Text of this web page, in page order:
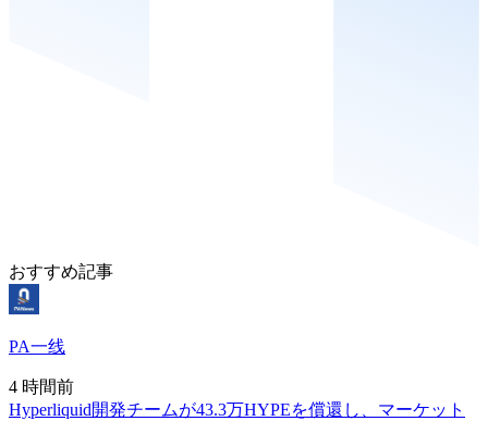
おすすめ記事
PA一线
4 時間前
Hyperliquid開発チームが43.3万HYPEを償還し、マーケット